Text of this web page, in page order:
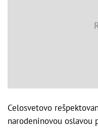
Celosvetovo
narodeninovou oslavou